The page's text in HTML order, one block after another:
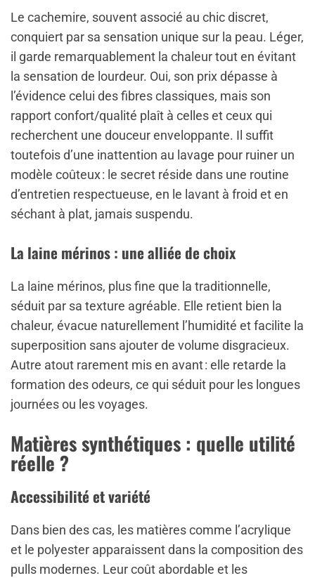
Le cachemire, souvent associé au chic discret,
conquiert par sa sensation unique sur la peau. Léger,
il garde remarquablement la chaleur tout en évitant
la sensation de lourdeur. Oui, son prix dépasse à
l’évidence celui des fibres classiques, mais son
rapport confort/qualité plaît à celles et ceux qui
recherchent une douceur enveloppante. Il suffit
toutefois d’une inattention au lavage pour ruiner un
modèle coûteux : le secret réside dans une routine
d’entretien respectueuse, en le lavant à froid et en
séchant à plat, jamais suspendu.
La laine mérinos : une alliée de choix
La laine mérinos, plus fine que la traditionnelle,
séduit par sa texture agréable. Elle retient bien la
chaleur, évacue naturellement l’humidité et facilite la
superposition sans ajouter de volume disgracieux.
Autre atout rarement mis en avant : elle retarde la
formation des odeurs, ce qui séduit pour les longues
journées ou les voyages.
Matières synthétiques : quelle utilité
réelle ?
Accessibilité et variété
Dans bien des cas, les matières comme l’acrylique
et le polyester apparaissent dans la composition des
pulls modernes. Leur coût abordable et les